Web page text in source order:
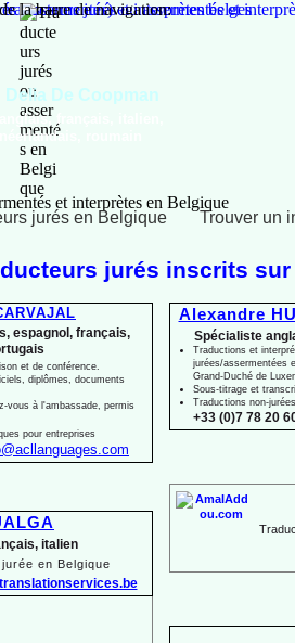
la barre de navigation:
jurés en Belgique Trouver un
Delia De Coopman
anglais, français, italien,
néerlandais, roumain
jurés inscrits
Alexandre
Spécialiste
Traductions et
jurées/assermentées
Grand-Duché de
Sous-titrage et
Traductions non-
+33 (0)7 78 20
espagnol, français,
et de conférence.
diplômes, documents
vous à l'ambassade, permis
pour entreprises
italien
en Belgique